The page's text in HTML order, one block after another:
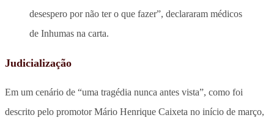
desespero por não ter o que fazer”, declararam médicos
de Inhumas na carta.
Judicialização
Em um cenário de “uma tragédia nunca antes vista”, como foi
descrito pelo promotor Mário Henrique Caixeta no início de março,